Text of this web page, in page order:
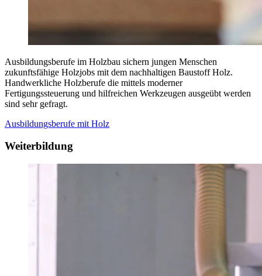
Ausbildungsberufe im Holzbau sichern jungen Menschen
zukunftsfähige Holzjobs mit dem nachhaltigen Baustoff Holz.
Handwerkliche Holzberufe die mittels moderner
Fertigungssteuerung und hilfreichen Werkzeugen ausgeübt werden
sind sehr gefragt.
Ausbildungsberufe mit Holz
Weiterbildung